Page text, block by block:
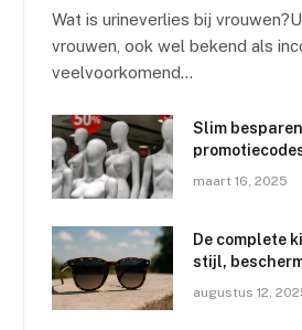
Wat is urineverlies bij
vrouwen, ook wel bekend als
veelvoorkomend…
Slim
maart 16, 2025
De complete
stijl,
augustus 12,